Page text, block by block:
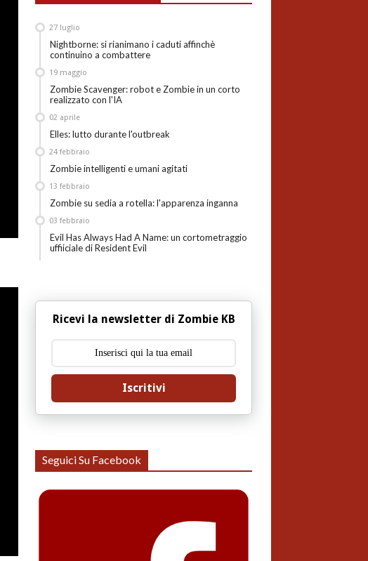
Nightborne: si rianimano i caduti affinchè
continuino a combattere
27 luglio
Zombie Scavenger: robot e Zombie in un corto
realizzato con l'IA
19 maggio
Elles: lutto durante l'outbreak
02 aprile
Zombie intelligenti e umani agitati
24 febbraio
Zombie su sedia a rotella: l'apparenza inganna
13 febbraio
Evil Has Always Had A Name: un cortometraggio
uffiiciale di Resident Evil
03 febbraio
Ricevi la newsletter di Zombie KB
Iscritivi
Seguici Su Facebook